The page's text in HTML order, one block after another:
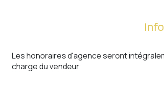
Les honoraires d'agence seront
charge du vendeur